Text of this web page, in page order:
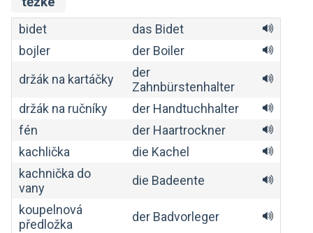
bidet
das Bidet
bojler
der Boiler
držák na kartáčky
der
Zahnbürstenhalter
držák na ručníky
der Handtuchhalter
fén
der Haartrockner
kachlička
die Kachel
kachnička do
vany
die Badeente
koupelnová
předložka
der Badvorleger